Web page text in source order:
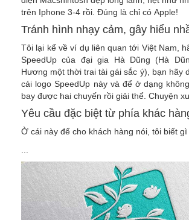
trên Iphone 3-4 rồi. Đúng là chỉ có Apple!
Tránh hình nhạy cảm, gây hiểu
Tôi lại kể về ví dụ liên quan tới Việt Nam,
SpeedUp của đại gia Hà Dũng (Hà
Hương một thời trai tài gái sắc ý), bạn hãy
cái logo SpeedUp này và để ở dạng
bay được hai chuyến rồi giải thể. Chuyện
Yêu cầu đặc biệt từ phía khác
Ờ cái này để cho khách hàng nói, tôi biết